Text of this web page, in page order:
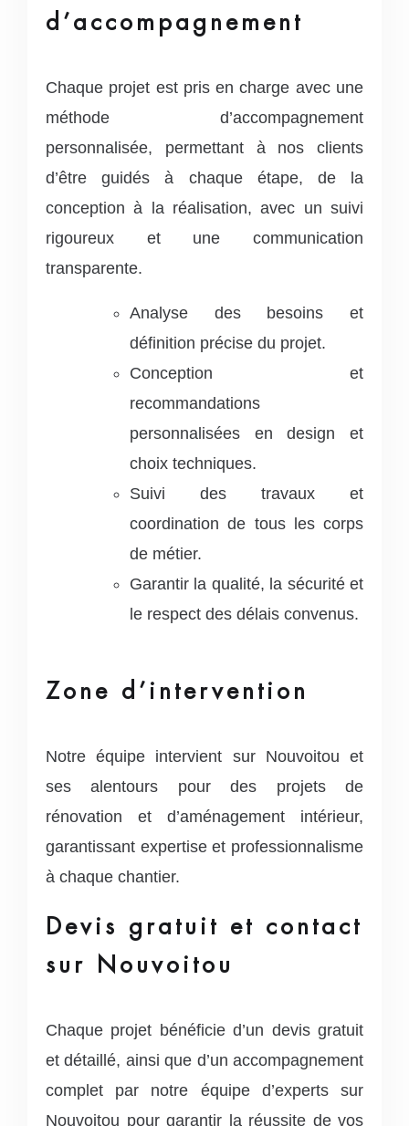
d’accompagnement
Chaque projet est pris en charge avec une
méthode d’accompagnement
personnalisée, permettant à nos clients
d’être guidés à chaque étape, de la
conception à la réalisation, avec un suivi
rigoureux et une communication
transparente.
Analyse des besoins et
définition précise du projet.
Conception et
recommandations
personnalisées en design et
choix techniques.
Suivi des travaux et
coordination de tous les corps
de métier.
Garantir la qualité, la sécurité et
le respect des délais convenus.
Zone d’intervention
Notre équipe intervient sur Nouvoitou et
ses alentours pour des projets de
rénovation et d’aménagement intérieur,
garantissant expertise et professionnalisme
à chaque chantier.
Devis gratuit et contact
sur Nouvoitou
Chaque projet bénéficie d’un devis gratuit
et détaillé, ainsi que d’un accompagnement
complet par notre équipe d’experts sur
Nouvoitou pour garantir la réussite de vos